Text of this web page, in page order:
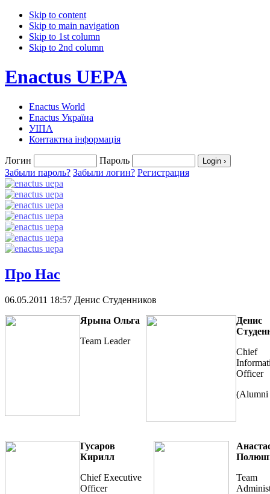
Skip to content
Skip to main navigation
Skip to 1st column
Skip to 2nd column
Enactus UEPA
Enactus World
Enactus Україна
УІПА
Контактна інформація
Логин
Пароль
Забыли пароль? Забыли логин? Регистрация
Про Нас
06.05.2011 18:57 Денис Студенников
Ярына Ольга
Team Leader
Денис
Chief
Officer
(Alumni
Гусаров
Кирилл
Chief Executive
Officer
П
Team